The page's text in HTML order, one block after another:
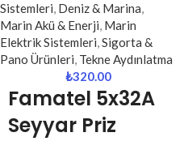
girişli yapısı ile özellikle buat içi
kablo dağıtım noktalarında pratik
çözümler sağlar.
Kompakt tasarımı sayesinde dar
alanlarda kolay kullanım sunarken,
alev geciktirici gövdesi ile güvenli
bir tesisat kurulmasına yardımcı
olur.
Sistemleri, Deniz & Marina,
Marin Akü & Enerji, Marin
Elektrik Sistemleri,Sigorta &
Pano Ürünleri, Tekne Aydınlatma
₺320.00
Famatel 5x32A
Seyyar Priz